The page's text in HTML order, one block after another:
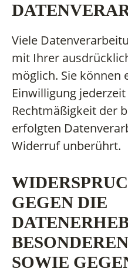
Viele
mit Ihrer
möglich. Sie können
Einwilligung
Rechtmäßigkeit der
erfolgten
Widerruf unberührt.
GEGEN DIE
SOWIE